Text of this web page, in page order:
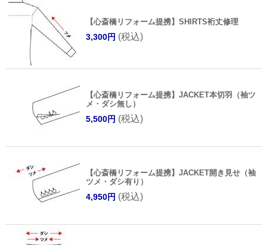
【心斎橋リフォーム提携】SHIRTS裄丈修理
3,300円 (税込)
【心斎橋リフォーム提携】JACKET本切羽（袖ツ
メ・ダシ無し）
5,500円 (税込)
【心斎橋リフォーム提携】JACKET開き見せ（袖
ツメ・ダシ有り）
4,950円 (税込)